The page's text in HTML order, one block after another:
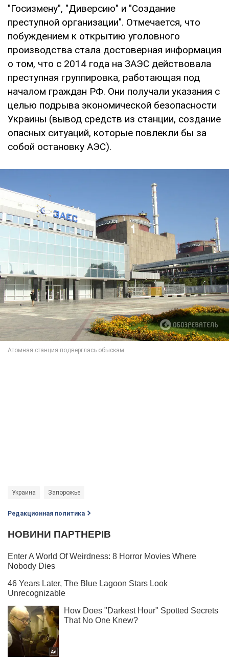
"Госизмену", "Диверсию" и "Создание
преступной организации". Отмечается, что
побуждением к открытию уголовного
производства стала достоверная информация
о том, что с 2014 года на ЗАЭС действовала
преступная группировка, работающая под
началом граждан РФ. Они получали указания с
целью подрыва экономической безопасности
Украины (вывод средств из станции, создание
опасных ситуаций, которые повлекли бы за
собой остановку АЭС).
Украина Запорожье
Редакционная политика